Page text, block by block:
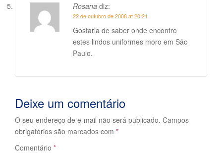
Rosana diz:
22 de outubro de 2008 at 20:21
Gostaria de saber onde encontro
estes lindos uniformes moro em São
Paulo.
Deixe um comentário
O seu endereço de e-mail não será publicado. Campos
obrigatórios são marcados com *
Comentário *